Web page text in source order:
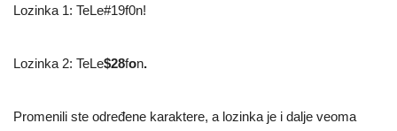
Lozinka 1: TeLe#19f0n!
Lozinka 2: TeLe$28fon.
Promenili ste određene karaktere, a lozinka je i dalje veoma